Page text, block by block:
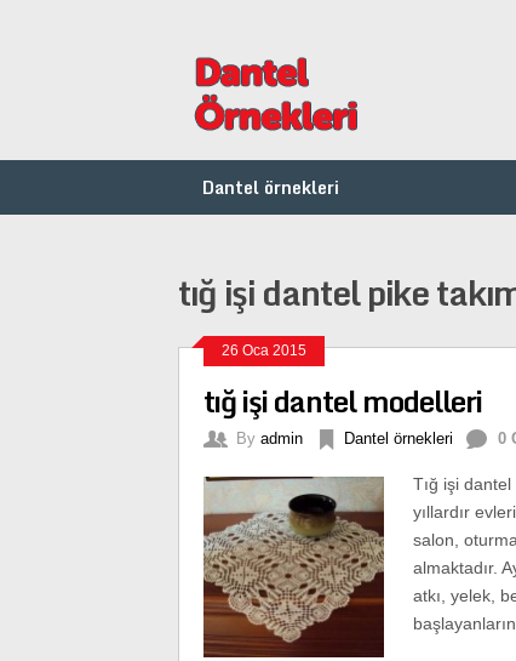
Dantel örnekleri
tığ işi dantel pike
26 Oca 2015
tığ işi dantel modelleri
By admin Dantel örnekleri 0
Tığ işi
yıllardır
salon,
almaktadır.
atkı, yelek,